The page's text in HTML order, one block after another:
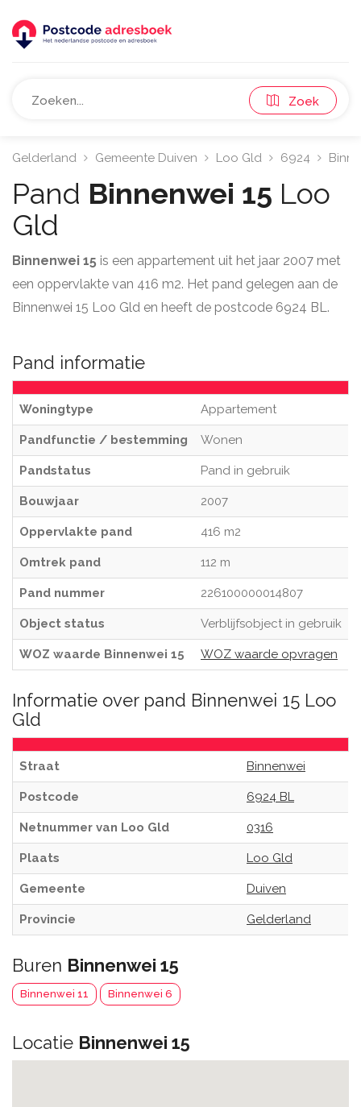
Zoek
Gelderland Gemeente Duiven Loo Gld 6924
Pand Binnenwei 15 Loo
Gld
Binnenwei 15 is een appartement uit het jaar 2007 met
een oppervlakte van 416 m2. Het pand gelegen aan de
Binnenwei 15 Loo Gld en heeft de postcode 6924 BL.
Pand informatie
Woningtype Appartement
Pandfunctie / bestemming Wonen
Pandstatus Pand in gebruik
Bouwjaar 2007
Oppervlakte pand 416 m2
Omtrek pand 112 m
Pand nummer 226100000014807
Object status Verblijfsobject in gebruik
WOZ waarde Binnenwei 15 WOZ waarde opvragen
Informatie over pand Binnenwei 15 Loo
Gld
Straat Binnenwei
Postcode 6924 BL
Netnummer van Loo Gld 0316
Plaats Loo Gld
Gemeente Duiven
Provincie Gelderland
Buren Binnenwei 15
Binnenwei 11 Binnenwei 6
Locatie Binnenwei 15